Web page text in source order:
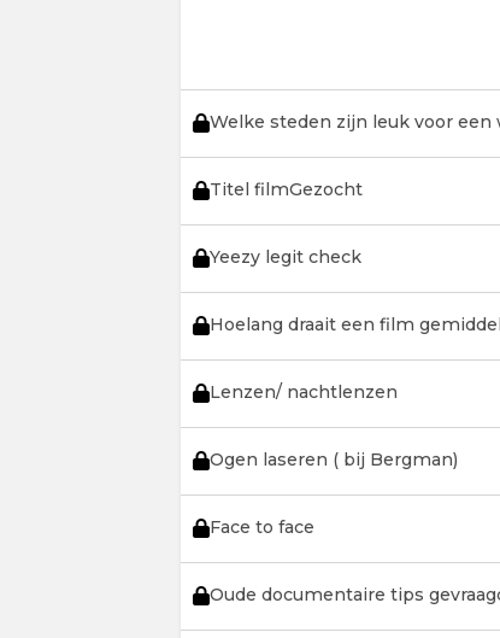
Welke steden zijn leuk voor een
Titel filmGezocht
Yeezy legit check
Hoelang draait een film
Lenzen/ nachtlenzen
Ogen laseren ( bij Bergman)
Face to face
Oude documentaire tips